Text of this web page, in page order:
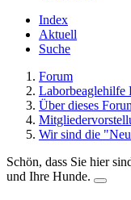
Index
Aktuell
Suche
Forum
Laborbeaglehilfe
Über dieses
Wir sind die
Schön, dass Sie hier
und Ihre Hunde.